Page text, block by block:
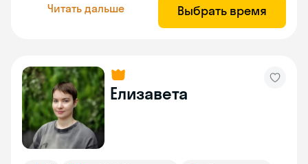
Читать дальше Выбрать время
Елизавета